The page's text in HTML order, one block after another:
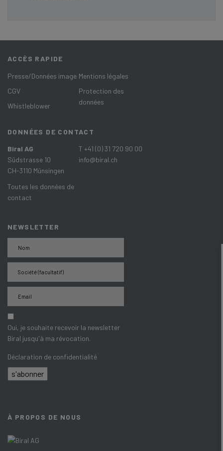
ACCÈS RAPIDE
Presse/Données image
CGV
Whistleblower
Mentions légales
Protection des
données
DONNÉES DE CONTACT
Biral AG
Südstrasse 10
CH-3110 Münsingen
Toutes les données de
contact
T +41 (0) 31 720 90 00
info@biral.ch
NEWSLETTER
Oui, je souhaite recevoir la newsletter
Biral jusqu'à ma révocation.
Déclaration de confidentialité
s'abonner
À PROPOS DE NOUS